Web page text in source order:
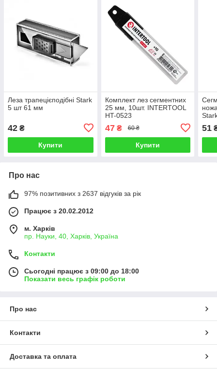
Леза трапецієподібні Stark
5 шт 61 мм
42 ₴
Купити
Комплект лез сегментних
25 мм, 10шт. INTERTOOL
HT-0523
47₴ 60 ₴
Купити
51
Про нас
97% позитивних з 2637 відгуків за рік
Працює з 20.02.2012
м. Харків
пр. Науки, 40, Харків, Україна
Контакти
Сьогодні працює з 09:00 до 18:00
Показати весь графік роботи
Про нас
Контакти
Доставка та оплата